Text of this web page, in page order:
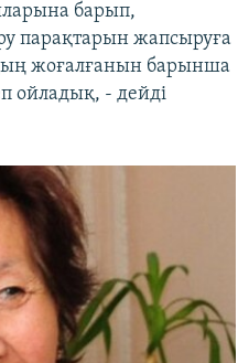
барып,
парақтарын жапсыруға
жоғалғанын барынша
ойладық, - дейді